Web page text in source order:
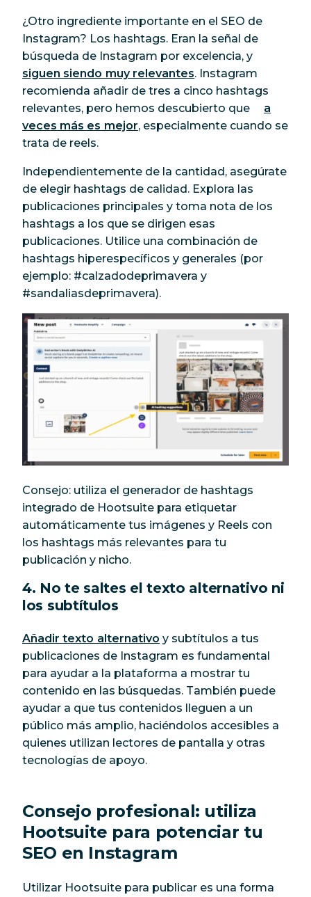
¿Otro ingrediente importante en el SEO de
Instagram? Los hashtags. Eran la señal de
búsqueda de Instagram por excelencia, y
siguen siendo muy relevantes. Instagram
recomienda añadir de tres a cinco hashtags
relevantes, pero hemos descubierto que
a
veces más es mejor, especialmente cuando se
trata de reels.
Independientemente de la cantidad, asegúrate
de elegir hashtags de calidad. Explora las
publicaciones principales y toma nota de los
hashtags a los que se dirigen esas
publicaciones. Utilice una combinación de
hashtags hiperespecíficos y generales (por
ejemplo: #calzadodeprimavera y
#sandaliasdeprimavera).
Consejo: utiliza el generador de hashtags
integrado de Hootsuite para etiquetar
automáticamente tus imágenes y Reels con
los hashtags más relevantes para tu
publicación y nicho.
4. No te saltes el texto alternativo ni
los subtítulos
Añadir texto alternativo y subtítulos a tus
publicaciones de Instagram es fundamental
para ayudar a la plataforma a mostrar tu
contenido en las búsquedas. También puede
ayudar a que tus contenidos lleguen a un
público más amplio, haciéndolos accesibles a
quienes utilizan lectores de pantalla y otras
tecnologías de apoyo.
Consejo profesional: utiliza
Hootsuite para potenciar tu
SEO en Instagram
Utilizar Hootsuite para publicar es una forma